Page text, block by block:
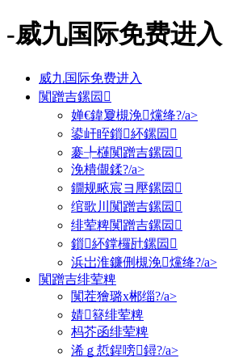
-威九国际免费进入
威九国际免费进入
闃蹭吉鏍囩
婵€鍏夐槻浼爣绛?/a>
鍙屽眰鎻紑鏍囩
褰╄櫣闃蹭吉鏍囩
浼樻儬鍒?/a>
鐗规畩宸ヨ壓鏍囩
绾歌川闃蹭吉鏍囩
绯荤粺闃蹭吉鏍囩
鎻紑鐣欏瓧鏍囩
浜岀淮鐮侀槻浼爣绛?/a>
闃蹭吉绯荤粺
闃茬獪璐х郴缁?/a>
婧簮绯荤粺
杩芥函绯荤粺
浠ｇ悊鍟嗙鐞?/a>